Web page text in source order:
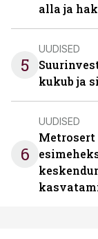
alla ja
5
UUDISED
kukub ja
6
UUDISED
Metrosert